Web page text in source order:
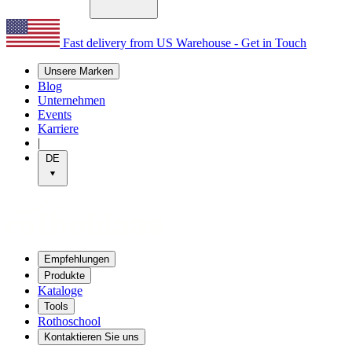
Fast delivery from US Warehouse - Get in Touch
Unsere Marken
Blog
Unternehmen
Events
Karriere
|
DE
Empfehlungen
Produkte
Kataloge
Tools
Rothoschool
Kontaktieren Sie uns